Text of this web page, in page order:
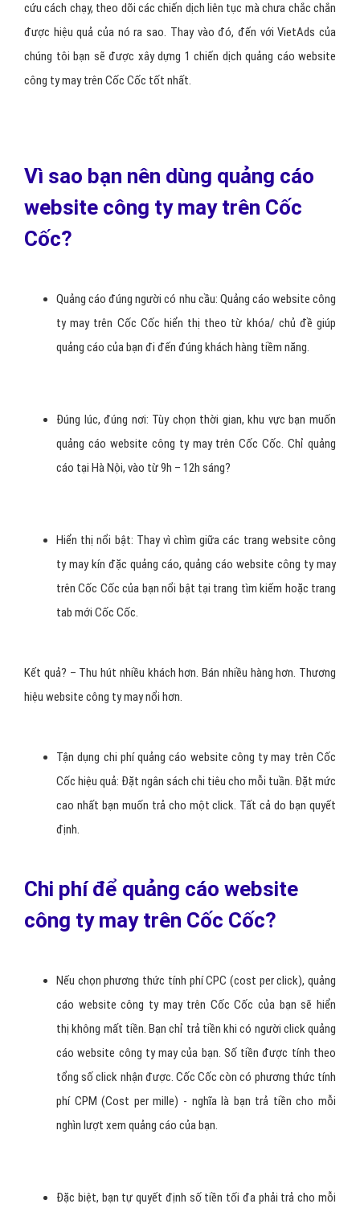
cứu cách chạy, theo dõi các chiến dịch liên tục mà chưa chắc chắn
được hiệu quả của nó ra sao. Thay vào đó, đến với VietAds của
chúng tôi bạn sẽ được xây dựng 1 chiến dịch quảng cáo website
công ty may trên Cốc Cốc tốt nhất.
Vì sao bạn nên dùng quảng cáo
website công ty may trên Cốc
Cốc?
Quảng cáo đúng người có nhu cầu: Quảng cáo website công
ty may trên Cốc Cốc hiển thị theo từ khóa/ chủ đề giúp
quảng cáo của bạn đi đến đúng khách hàng tiềm năng.
Đúng lúc, đúng nơi: Tùy chọn thời gian, khu vực bạn muốn
quảng cáo website công ty may trên Cốc Cốc. Chỉ quảng
cáo tại Hà Nội, vào từ 9h – 12h sáng?
Hiển thị nổi bật: Thay vì chìm giữa các trang website công
ty may kín đặc quảng cáo, quảng cáo website công ty may
trên Cốc Cốc của bạn nổi bật tại trang tìm kiếm hoặc trang
tab mới Cốc Cốc.
Kết quả? – Thu hút nhiều khách hơn. Bán nhiều hàng hơn. Thương
hiệu website công ty may nổi hơn.
Tận dụng chi phí quảng cáo website công ty may trên Cốc
Cốc hiệu quả: Đặt ngân sách chi tiêu cho mỗi tuần. Đặt mức
cao nhất bạn muốn trả cho một click. Tất cả do bạn quyết
định.
Chi phí để quảng cáo website
công ty may trên Cốc Cốc?
Nếu chọn phương thức tính phí CPC (cost per click), quảng
cáo website công ty may trên Cốc Cốc của bạn sẽ hiển
thị không mất tiền. Bạn chỉ trả tiền khi có người click quảng
cáo website công ty may của bạn. Số tiền được tính theo
tổng số click nhận được. Cốc Cốc còn có phương thức tính
phí CPM (Cost per mille) - nghĩa là bạn trả tiền cho mỗi
nghìn lượt xem quảng cáo của bạn.
Đặc biệt, bạn tự quyết định số tiền tối đa phải trả cho mỗi